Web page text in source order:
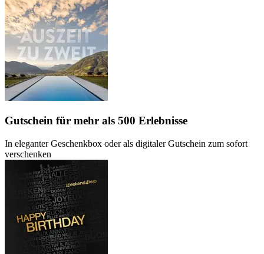
Gutschein für mehr als 500 Erlebnisse
In eleganter Geschenkbox oder als digitaler Gutschein zum sofort
verschenken